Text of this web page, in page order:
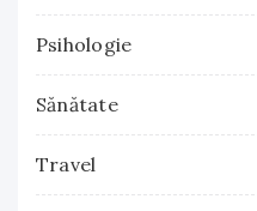
Psihologie
Sănătate
Travel